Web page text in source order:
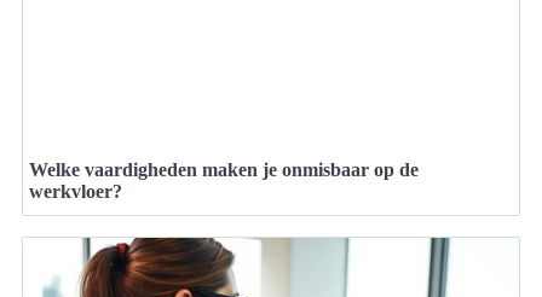
Welke vaardigheden maken je onmisbaar op de
werkvloer?